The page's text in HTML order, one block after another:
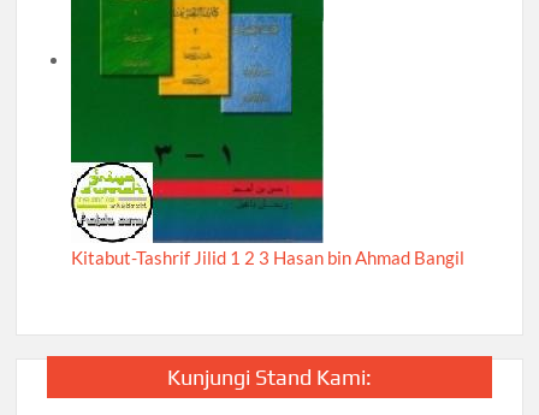
Kitabut-Tashrif Jilid 1 2 3 Hasan bin Ahmad Bangil
Kunjungi Stand Kami: